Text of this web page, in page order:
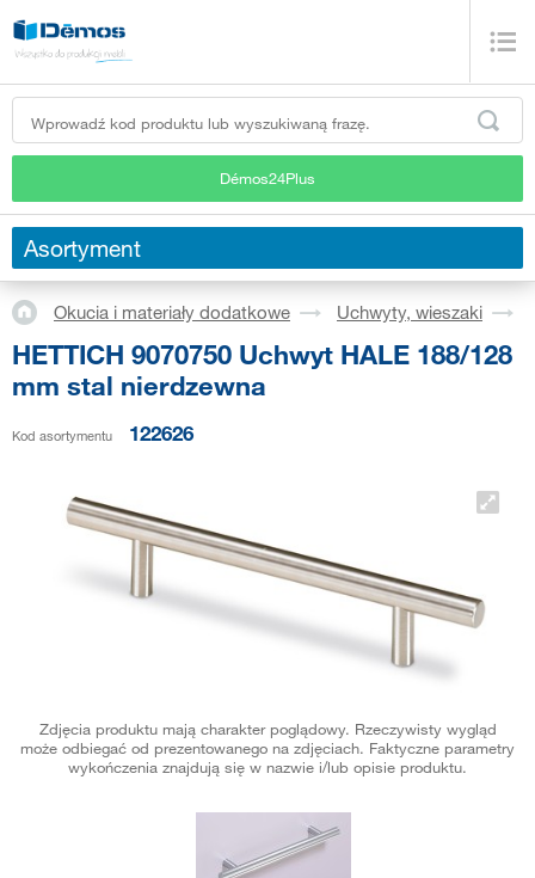
Démos24Plus
Asortyment
Okucia i materiały dodatkowe Uchwyty, wieszaki
HETTICH 9070750 Uchwyt HALE 188/128
mm stal nierdzewna
Kod asortymentu 122626
Zdjęcia produktu mają charakter poglądowy. Rzeczywisty wygląd
może odbiegać od prezentowanego na zdjęciach. Faktyczne parametry
wykończenia znajdują się w nazwie i/lub opisie produktu.